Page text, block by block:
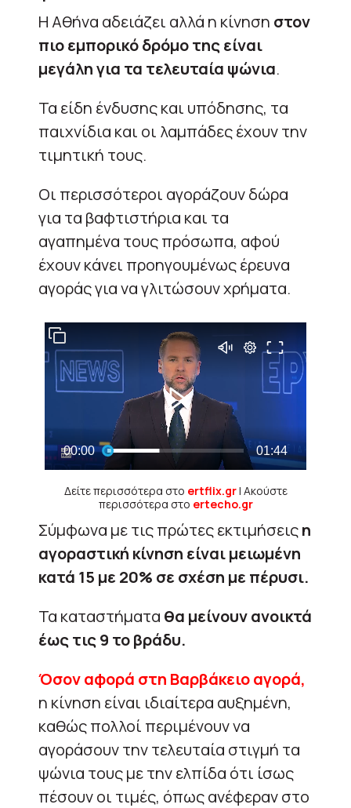
Η Αθήνα αδειάζει αλλά η κίνηση στον
πιο εμπορικό δρόμο της είναι
μεγάλη για τα τελευταία ψώνια.
Τα είδη ένδυσης και υπόδησης, τα
παιχνίδια και οι λαμπάδες έχουν την
τιμητική τους.
Οι περισσότεροι αγοράζουν δώρα
για τα βαφτιστήρια και τα
αγαπημένα τους πρόσωπα, αφού
έχουν κάνει προηγουμένως έρευνα
αγοράς για να γλιτώσουν χρήματα.
Δείτε περισσότερα στο ertflix.gr| Ακούστε
περισσότερα στο ertecho.gr
Σύμφωνα με τις πρώτες εκτιμήσειςη
αγοραστική κίνηση είναι μειωμένη
κατά 15 με 20% σε σχέση με πέρυσι.
Τα καταστήματα θα μείνουν ανοικτά
έως τις 9 το βράδυ.
Όσον αφορά στη Βαρβάκειο αγορά,
η κίνηση είναι ιδιαίτερα αυξημένη,
καθώς πολλοί περιμένουν να
αγοράσουν την τελευταία στιγμή τα
ψώνια τους με την ελπίδα ότι ίσως
πέσουν οι τιμές, όπως ανέφεραν στο